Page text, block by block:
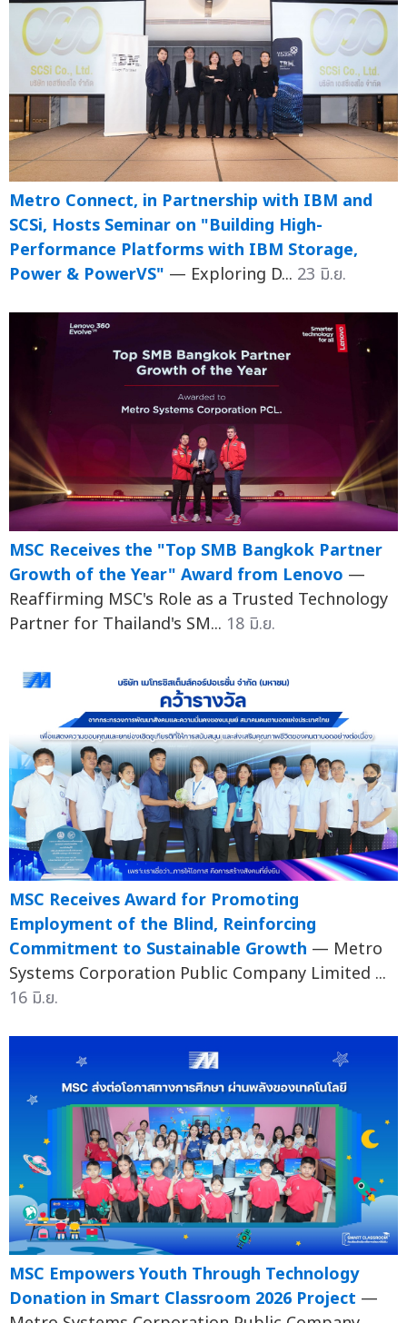
Metro Connect, in Partnership with IBM and
SCSi, Hosts Seminar on "Building High-
Performance Platforms with IBM Storage,
Power & PowerVS" — Exploring D... 23 มิ.ย.
MSC Receives the "Top SMB Bangkok Partner
Growth of the Year" Award from Lenovo —
Reaffirming MSC's Role as a Trusted Technology
Partner for Thailand's SM... 18 มิ.ย.
MSC Receives Award for Promoting
Employment of the Blind, Reinforcing
Commitment to Sustainable Growth — Metro
Systems Corporation Public Company Limited ...
16 มิ.ย.
MSC Empowers Youth Through Technology
Donation in Smart Classroom 2026 Project —